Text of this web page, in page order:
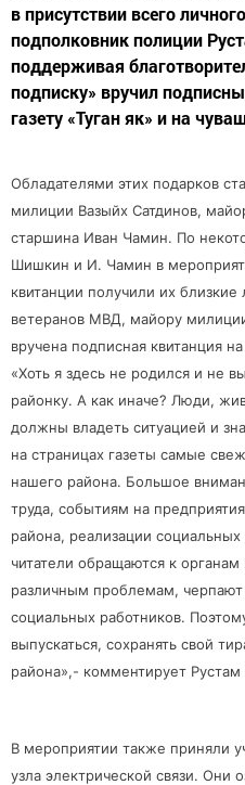
в присутствии всего
подполковник полиции
поддерживая
подписку» вручил
газету «Туган як» и на
Обладателями этих подарков
милиции Вазыйх Сатдинов,
старшина Иван Чамин. По
Шишкин и И. Чамин в
квитанции получили их
ветеранов МВД, майору
вручена подписная квитанция
«Хоть я здесь не родился и не
районку. А как иначе? Люди,
должны владеть ситуацией и
на страницах газеты самые
нашего района. Большое
труда, событиям на
района, реализации
читатели обращаются к
различным проблемам, черпают
социальных работников.
выпускаться, сохранять свой
района»,- комментирует Рустам
В мероприятии также приняли
узла электрической связи. Они